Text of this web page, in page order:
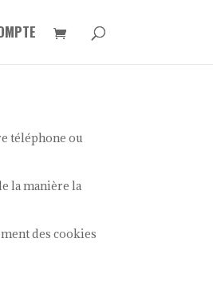
téléphone ou
la manière la
des cookies